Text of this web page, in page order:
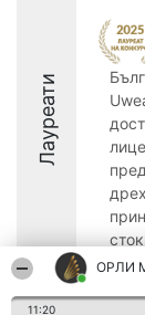
ОРЛИ
11:20
Лауреати
9.8